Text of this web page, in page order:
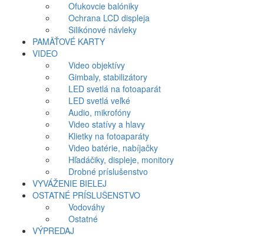
Ofukovcie balóniky
Ochrana LCD displeja
Silikónové návleky
PAMÄŤOVÉ KARTY
VIDEO
Video objektívy
Gimbaly, stabilizátory
LED svetlá na fotoaparát
LED svetlá veľké
Audio, mikrofóny
Video statívy a hlavy
Klietky na fotoaparáty
Video batérie, nabíjačky
Hľadáčiky, displeje, monitory
Drobné príslušenstvo
VYVÁŽENIE BIELEJ
OSTATNÉ PRÍSLUŠENSTVO
Vodováhy
Ostatné
VÝPREDAJ